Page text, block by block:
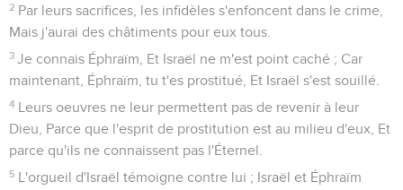
2 Par leurs sacrifices, les infidèles s'enfoncent dans le crime,
Mais j'aurai des châtiments pour eux tous.
3 Je connais Éphraïm, Et Israël ne m'est point caché ; Car
maintenant, Éphraïm, tu t'es prostitué, Et Israël s'est souillé.
4 Leurs oeuvres ne leur permettent pas de revenir à leur
Dieu, Parce que l'esprit de prostitution est au milieu d'eux, Et
parce qu'ils ne connaissent pas l'Éternel.
5 L'orgueil d'Israël témoigne contre lui ; Israël et Éphraïm